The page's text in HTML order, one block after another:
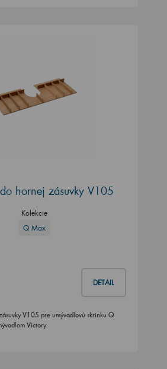
hornej zásuvky V105
Kolekcie
Q Max
DETAIL
V105 pre umývadlovú skrinku Q
Victory